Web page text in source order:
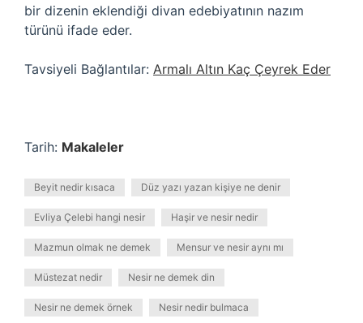
bir dizenin eklendiği divan edebiyatının nazım
türünü ifade eder.
Tavsiyeli Bağlantılar: Armalı Altın Kaç Çeyrek Eder
Tarih: Makaleler
Beyit nedir kısaca Düz yazı yazan kişiye ne denir
Evliya Çelebi hangi nesir Haşir ve nesir nedir
Mazmun olmak ne demek Mensur ve nesir aynı mı
Müstezat nedir Nesir ne demek din
Nesir ne demek örnek Nesir nedir bulmaca